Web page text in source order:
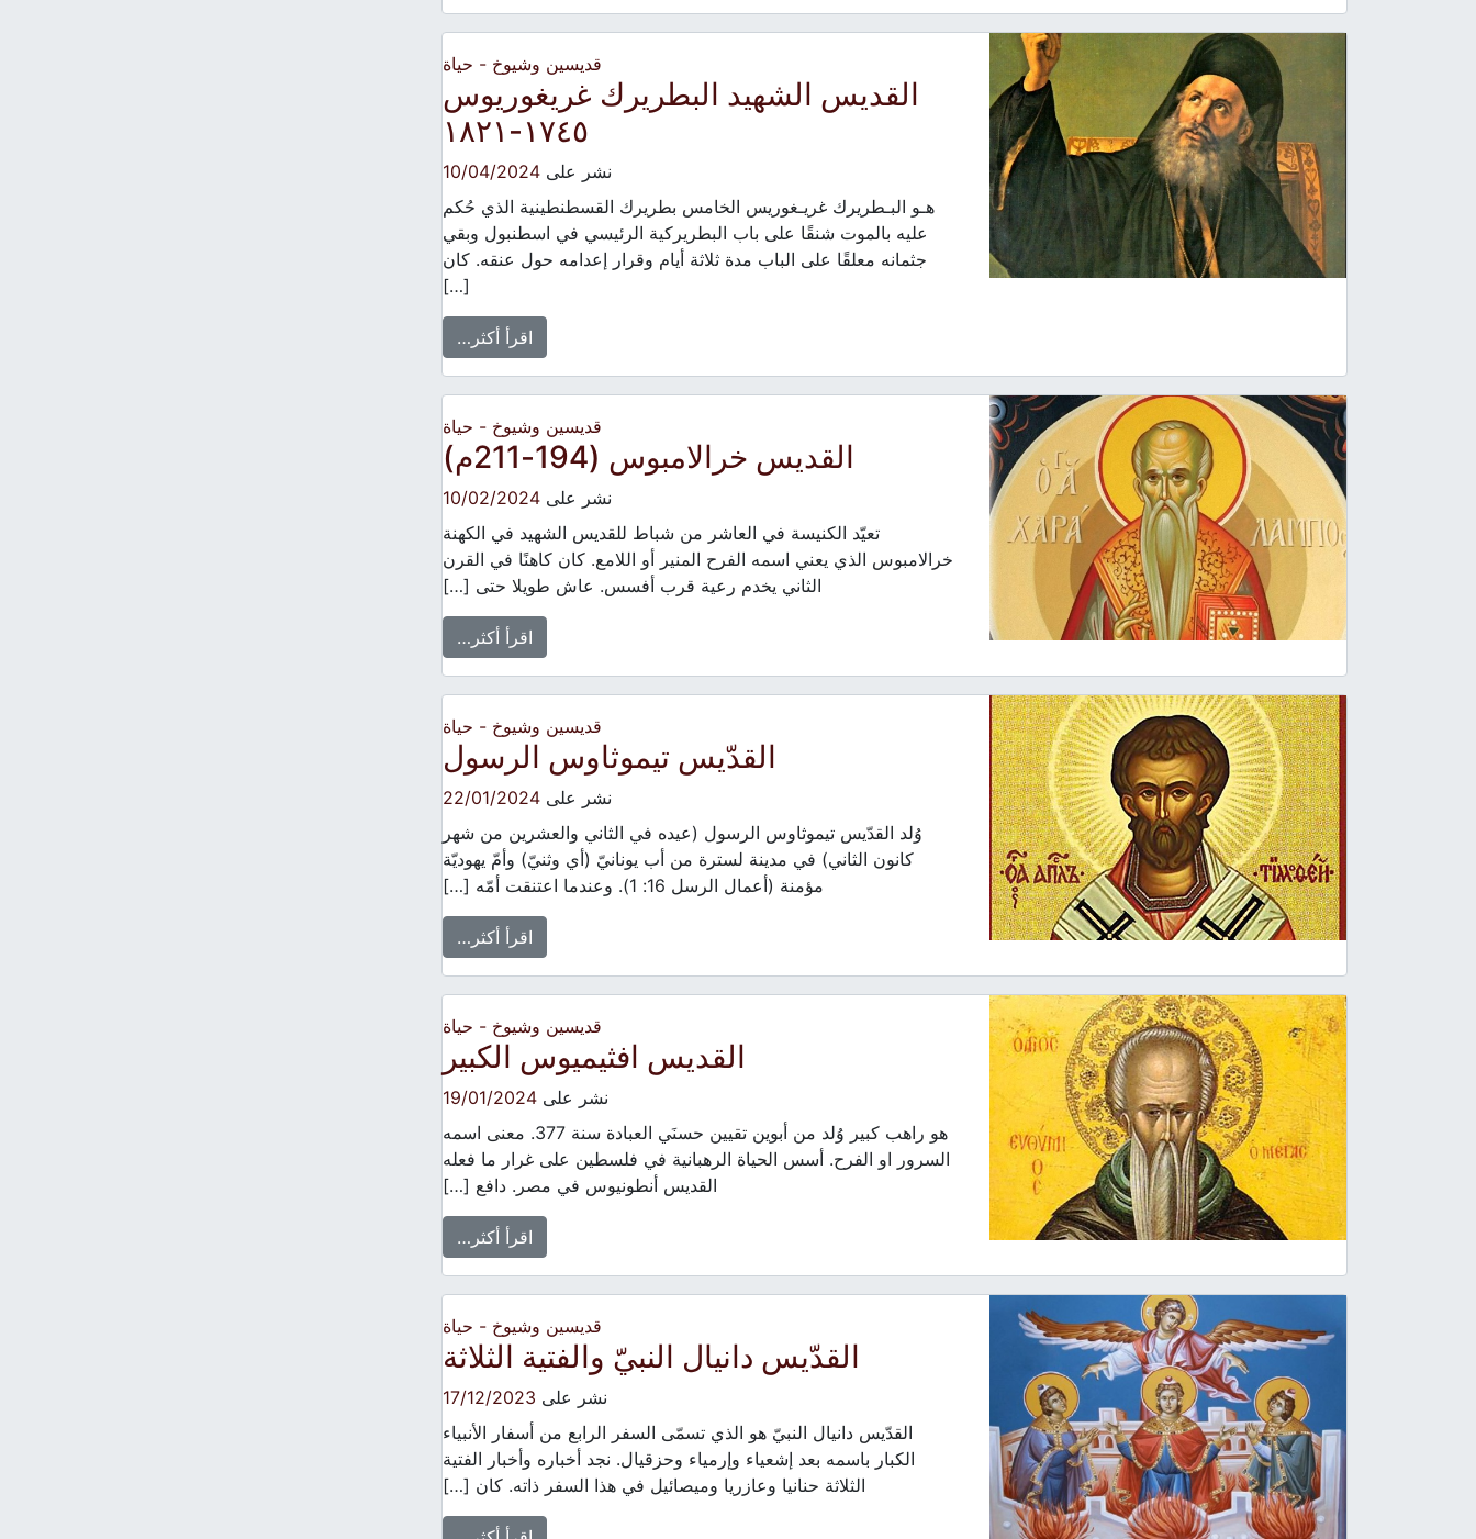
قديسين وشيوخ - حياة
القديس الشهيد البطريرك غريغوريوس
١٧٤٥-١٨٢١
نشر على 10/04/2024
هـو البـطريرك غريـغوريس الخامس بطريرك القسطنطينية الذي حُكم
عليه بالموت شنقًا على باب البطريركية الرئيسي في اسطنبول وبقي
جثمانه معلقًا على الباب مدة ثلاثة أيام وقرار إعدامه حول عنقه. كان
[…]
اقرأ أكثر…
قديسين وشيوخ - حياة
القديس خرالامبوس (194-211م)
نشر على 10/02/2024
تعيّد الكنيسة في العاشر من شباط للقديس الشهيد في الكهنة
خرالامبوس الذي يعني اسمه الفرح المنير أو اللامع. كان كاهنًا في القرن
الثاني يخدم رعية قرب أفسس. عاش طويلا حتى […]
اقرأ أكثر…
قديسين وشيوخ - حياة
القدّيس تيموثاوس الرسول
نشر على 22/01/2024
وُلد القدّيس تيموثاوس الرسول (عيده في الثاني والعشرين من شهر
كانون الثاني) في مدينة لسترة من أب يونانيّ (أي وثنيّ) وأمّ يهوديّة
مؤمنة (أعمال الرسل 16: 1). وعندما اعتنقت أمّه […]
اقرأ أكثر…
قديسين وشيوخ - حياة
القديس افثيميوس الكبير
نشر على 19/01/2024
هو راهب كبير وُلد من أبوين تقيين حسنَي العبادة سنة 377. معنى اسمه
السرور او الفرح. أسس الحياة الرهبانية في فلسطين على غرار ما فعله
القديس أنطونيوس في مصر. دافع […]
اقرأ أكثر…
قديسين وشيوخ - حياة
القدّيس دانيال النبيّ والفتية الثلاثة
نشر على 17/12/2023
القدّيس دانيال النبيّ هو الذي تسمّى السفر الرابع من أسفار الأنبياء
الكبار باسمه بعد إشعياء وإرمياء وحزقيال. نجد أخباره وأخبار الفتية
الثلاثة حنانيا وعازريا وميصائيل في هذا السفر ذاته. كان […]